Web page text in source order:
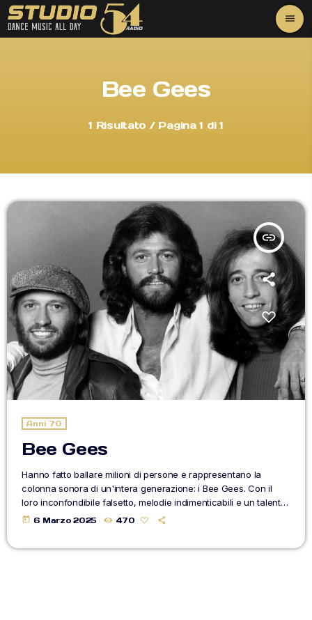
menu
close
PLAY
SINTONIZZATI
EVENTI
BLOG
CONTATTI
ON AIR
Upcoming shows
Bee Gees
1 Risultato / Pagina 1 di 1
insert_link
Anni 70
Bee Gees
Hanno fatto ballare milioni di persone e rappresentano la
colonna sonora di un'intera generazione: i Bee Gees. Con il
loro inconfondibile falsetto, melodie indimenticabili e un talento
unico per le armonie vocali, i fratelli Gibb hanno scritto la storia
today 6 Marzo 2025 470